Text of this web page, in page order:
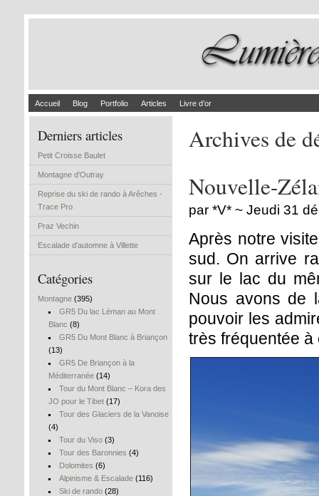
Accueil Blog Portfolio Articles Livre d’or
Derniers articles
Petit Croisse Baulet
Montagne d'Outray
Reprise du ski de rando à Arêches -
Trace Pro
Praz Vechin
Escalade d'automne à Villette
Catégories
Montagne (395)
GR5 Du lac Léman au Mont
Blanc (8)
GR5 Du Mont Blanc à Briançon
(13)
GR5 De Briançon à la
Méditerranée (14)
Tour du Mont Blanc – Kora des
JO pour le Tibet (17)
Tour des Glaciers de la Vanoise
(4)
Tour du Viso(3)
Tour des Baronnies (4)
Dolomites (6)
Alpinisme & Escalade(116)
Ski de rando(28)
Archives de
Nouvelle-
par *V* ~ Jeudi 31
Après notre
sud. On arrive
sur le lac du
Nous avons de
pouvoir les
très fréquentée à